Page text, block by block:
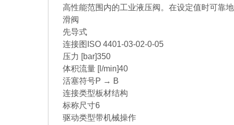
高性能范围内的工业液压阀。在设定值时可靠地
滑阀
先导式
连接图ISO 4401-03-02-0-05
压力 [bar]350
体积流量 [l/min]40
活塞符号P → B
连接类型板材结构
标称尺寸6
驱动类型带机械操作